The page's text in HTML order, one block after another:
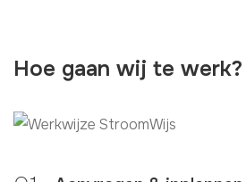
Hoe gaan wij te werk?